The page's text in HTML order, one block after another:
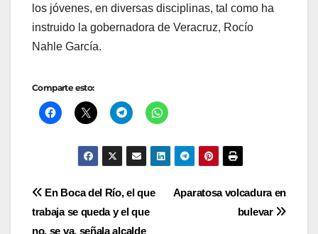
los jóvenes, en diversas disciplinas, tal como ha
instruido la gobernadora de Veracruz, Rocío
Nahle García.
Comparte esto:
Navegación
de
Aparatosa volcadura en
bulevar
En Boca del Río, el que
trabaja se queda y el que
no, se va, señala alcalde